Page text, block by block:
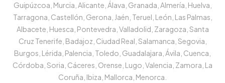
Guipúzcoa, Murcia, Alicante, Álava, Granada, Almería, Huelva,
Tarragona, Castellón, Gerona, Jaén, Teruel, León, Las Palmas,
Albacete, Huesca, Pontevedra, Valladolid, Zaragoza, Santa
Cruz Tenerife, Badajoz, Ciudad Real, Salamanca, Segovia,
Burgos, Lérida, Palencia, Toledo, Guadalajara, Ávila, Cuenca,
Córdoba, Soria, Cáceres, Orense, Lugo, Valencia, Zamora, La
Coruña, Ibiza, Mallorca, Menorca.